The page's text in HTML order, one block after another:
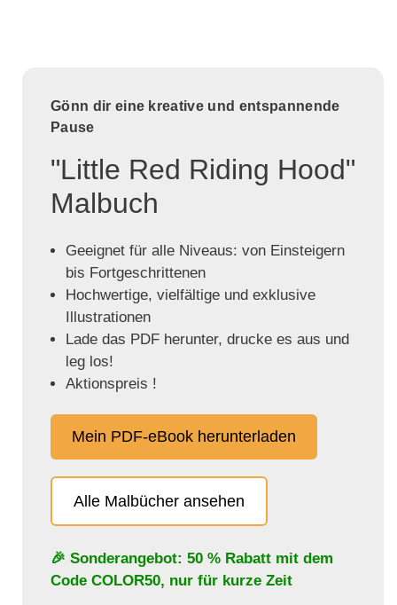
Gönn dir eine kreative und entspannende
Pause
"Little Red Riding Hood"
Malbuch
Geeignet für alle Niveaus: von Einsteigern
bis Fortgeschrittenen
Hochwertige, vielfältige und exklusive
Illustrationen
Lade das PDF herunter, drucke es aus und
leg los!
Aktionspreis !
Mein PDF-eBook herunterladen
Alle Malbücher ansehen
🎉 Sonderangebot: 50 % Rabatt mit dem
Code COLOR50, nur für kurze Zeit